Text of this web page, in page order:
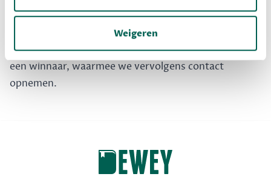
Weigeren
keer 1 verrassingsboek weg. Wil je ook kans maken?
met welk boek jij wel hebt staan
maar nooit gaat lezen. Maandelijks kiezen we random
een winnaar, waarmee we vervolgens contact
opnemen.